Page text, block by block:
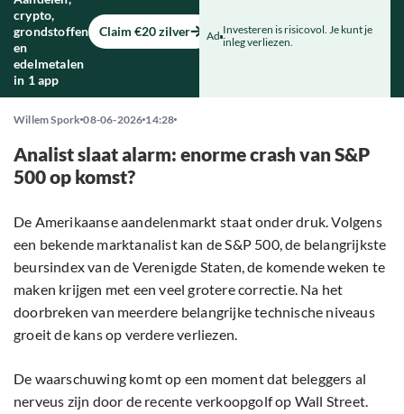
crypto,
grondstoffen
en
edelmetalen
in 1 app
Claim €20 zilver Ad Investeren is risicovol. Je kunt je
inleg verliezen.
Willem Spork 08-06-2026 14:28
Analist slaat alarm: enorme crash van S&P
500 op komst?
De Amerikaanse aandelenmarkt staat onder druk. Volgens
een bekende marktanalist kan de S&P 500, de belangrijkste
beursindex van de Verenigde Staten, de komende weken te
maken krijgen met een veel grotere correctie. Na het
doorbreken van meerdere belangrijke technische niveaus
groeit de kans op verdere verliezen.
De waarschuwing komt op een moment dat beleggers al
nerveus zijn door de recente verkoopgolf op Wall Street.